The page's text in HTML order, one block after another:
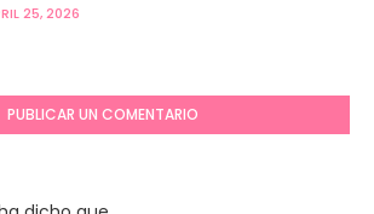
25, 2026
PUBLICAR UN COMENTARIO